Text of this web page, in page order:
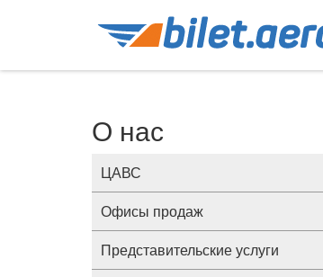
О нас
ЦАВС
Офисы продаж
Представительские услуги